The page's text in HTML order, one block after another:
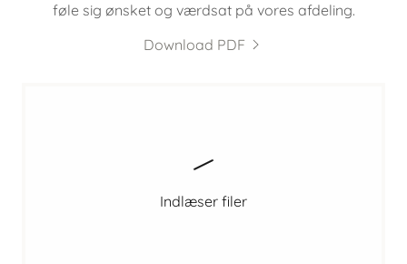
føle sig ønsket og værdsat på vores afdeling.
Download PDF
Indlæser filer